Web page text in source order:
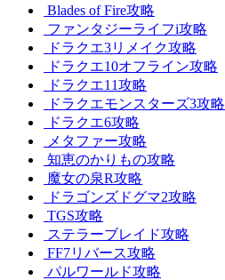
Blades of Fire攻略
ファンタジーライフi攻略
ドラクエ3リメイク攻略
ドラクエ10オフライン攻略
ドラクエ11攻略
ドラクエモンスターズ3攻略
ドラクエ6攻略
メタファー攻略
知恵のかりもの攻略
魔女の泉R攻略
ドラゴンズドグマ2攻略
TGS攻略
ステラーブレイド攻略
FF7リバース攻略
パルワールド攻略